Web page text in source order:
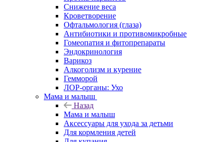
Снижение веса
Кроветворение
Офтальмология (глаза)
Антибиотики и противомикробные
Гомеопатия и фитопрепараты
Эндокринология
Варикоз
Алкоголизм и курение
Гемморой
ЛОР-органы: Ухо
Мама и малыш
Назад
Мама и малыш
Аксессуары для ухода за детьми
Для кормления детей